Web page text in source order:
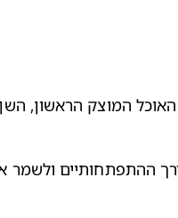
המוצק הראשון,
ההתפתחותיים